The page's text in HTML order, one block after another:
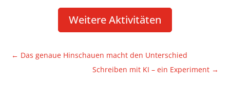
Weitere Akti­vi­täten
← Das genaue Hinschauen macht den Unterschied
Schreiben mit KI – ein Expe­ri­ment→